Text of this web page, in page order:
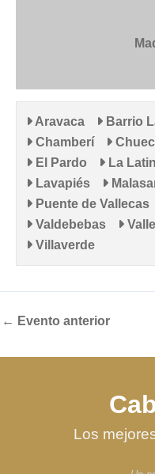
Aravaca Barrio
Chamberí
El Pardo
La
Lavapiés
Puente de Vallecas
Valdebebas
Villaverde
← Evento anterior
Los